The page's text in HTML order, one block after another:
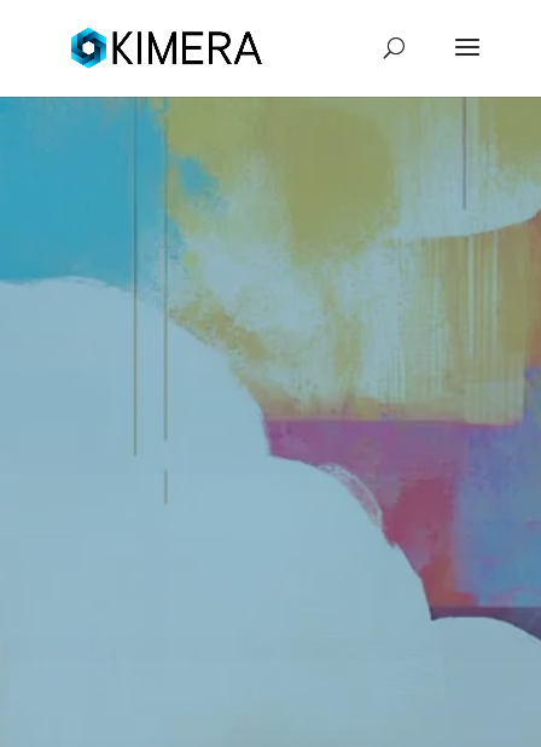
ATT FLYTTA
BLAND
MOLNTJÄN
STER:
5 STEG FÖR